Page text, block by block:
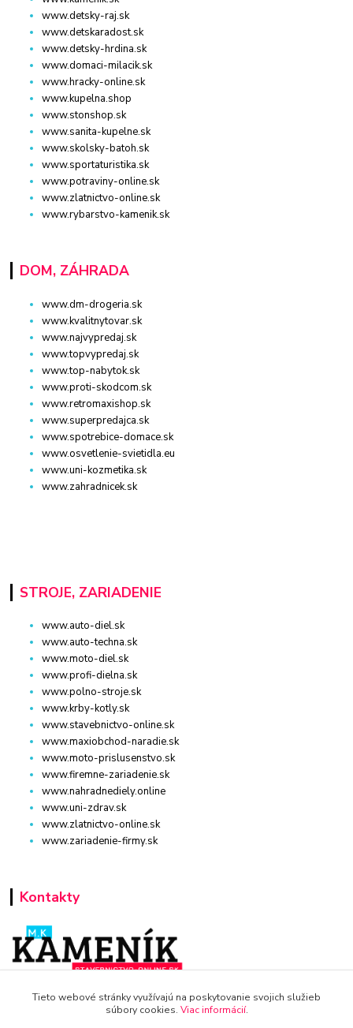
www.detsky-raj.sk
www.detskaradost.sk
www.detsky-hrdina.sk
www.domaci-milacik.sk
www.hracky-online.sk
www.kupelna.shop
www.stonshop.sk
www.sanita-kupelne.sk
www.skolsky-batoh.sk
www.sportaturistika.sk
www.potraviny-online.sk
www.zlatnictvo-online.sk
www.rybarstvo-kamenik.sk
DOM, ZÁHRADA
www.dm-drogeria.sk
www.kvalitnytovar.sk
www.najvypredaj.sk
www.topvypredaj.sk
www.top-nabytok.sk
www.proti-skodcom.sk
www.retromaxishop.sk
www.superpredajca.sk
www.spotrebice-domace.sk
www.osvetlenie-svietidla.eu
www.uni-kozmetika.sk
www.zahradnicek.sk
STROJE, ZARIADENIE
www.auto-diel.sk
www.auto-techna.sk
www.moto-diel.sk
www.profi-dielna.sk
www.polno-stroje.sk
www.krby-kotly.sk
www.stavebnictvo-online.sk
www.maxiobchod-naradie.sk
www.moto-prislusenstvo.sk
www.firemne-zariadenie.sk
www.nahradnediely.online
www.uni-zdrav.sk
www.zlatnictvo-online.sk
www.zariadenie-firmy.sk
Kontakty
www.dm-drogeria.sk
Tieto webové stránky využívajú na poskytovanie svojich služieb
súbory cookies. Viac informácií.